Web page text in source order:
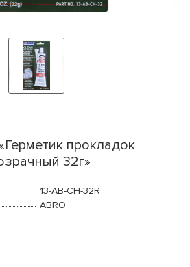
прокладок
32г»
13-AB-CH-32R
ABRO